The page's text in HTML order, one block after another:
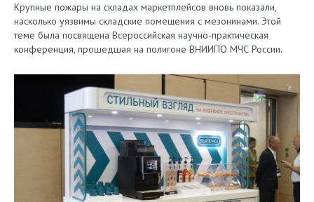
Крупные пожары на складах маркетплейсов вновь показали,
насколько уязвимы складские помещения с мезонинами. Этой
теме была посвящена Всероссийская научно-практическая
конференция, прошедшая на полигоне ВНИИПО МЧС России.